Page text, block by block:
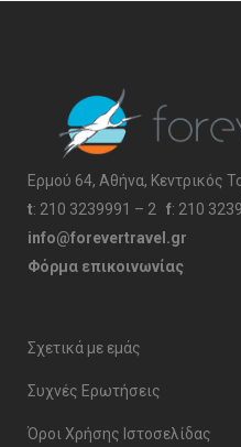
Ερμού 64, Αθήνα, Κεντρικός
t: 210 3239991 – 2 f: 210
info@forevertravel.gr
Φόρμα επικοινωνίας
Σχετικά με εμάς
Συχνές Ερωτήσεις
Όροι Χρήσης Ιστοσελίδας